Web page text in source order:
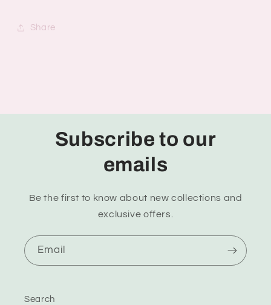
Share
Subscribe to our
emails
Be the first to know about new collections and
exclusive offers.
Email
Search